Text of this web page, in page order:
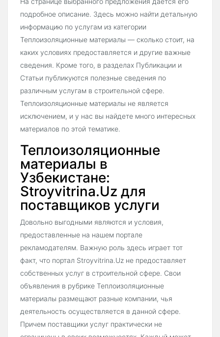
подробное описание. Здесь можно найти детальную
информацию по услугам из категории
Теплоизоляционные материалы — сколько стоит, на
каких условиях предоставляется и другие важные
сведения. Кроме того, в разделах Публикации и
Статьи публикуются полезные сведения по
различным услугам в строительной сфере.
Теплоизоляционные материалы не является
исключением, и у нас вы найдете много интересных
материалов по этой тематике.
Теплоизоляционные
материалы в
Узбекистане:
Stroyvitrina.Uz для
поставщиков услуги
Довольно выгодными являются и условия,
предоставленные на нашем портале
рекламодателям. Важную роль здесь играет тот
факт, что портал Stroyvitrina.Uz не предоставляет
собственных услуг в строительной сфере. Свои
объявления в рубрике Теплоизоляционные
материалы размещают разные компании, чья
деятельность осуществляется в данной сфере.
Причем поставщики услуг практически не